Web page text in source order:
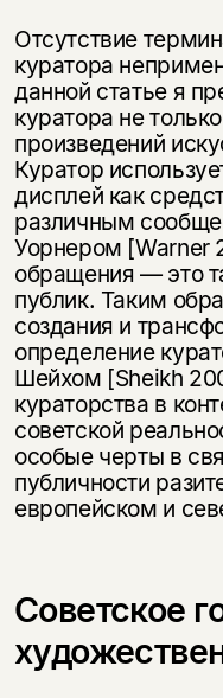
Отсутствие
куратора
данной статье я
куратора не
произведений
Куратор
дисплей как
различным
Уорнером [Warner
обращения — это
публик. Таким
создания и
определение
Шейхом [Sheikh
кураторства в
советской
особые черты в
публичности
европейском и
Советское